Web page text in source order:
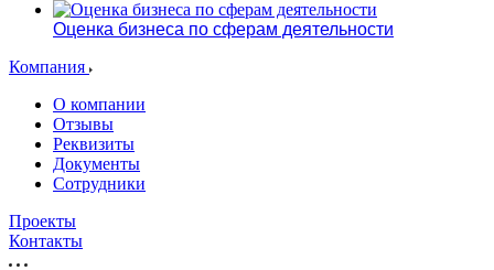
Оценка бизнеса по сферам деятельности
Компания
О компании
Отзывы
Реквизиты
Документы
Сотрудники
Проекты
Контакты